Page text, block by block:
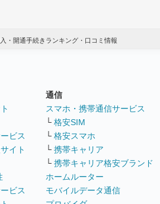
・開通手続きランキング・口コミ情報
ビス
イト
ビス
通信
スマホ・携帯通信サービス
└ 格安SIM
└ 格安スマホ
└ 携帯キャリア
└ 携帯キャリア格安ブランド
ホームルーター
モバイルデータ通信